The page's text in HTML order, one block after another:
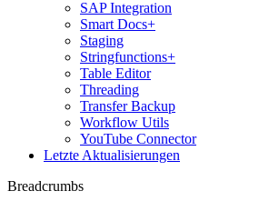
SAP Integration
Smart Docs+
Staging
Stringfunctions+
Table Editor
Threading
Transfer Backup
Workflow Utils
YouTube Connector
Letzte Aktualisierungen
Breadcrumbs